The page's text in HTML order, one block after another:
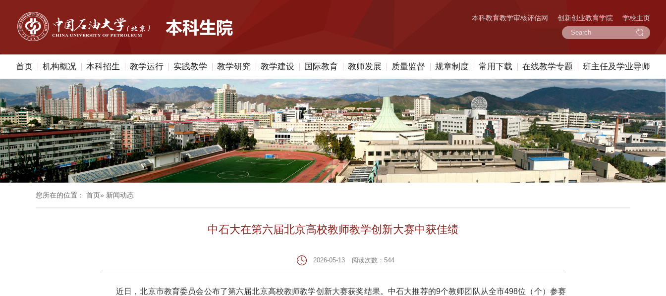
本科教育教学审核评估网 创新创业教育学院 学校主页
首页 机构概况 本科招生 教学运行 实践教学 教学研究 教学建设 国际教育 教师发展 质量监督 规章制度 常用下载 在线教学专题 班主任及学业导师
您所在的位置： 首页» 新闻动态
中石大在第六届北京高校教师教学创新大赛中获佳绩
2026-05-13 阅读次数： 544
近日，北京市教育委员会公布了第六届北京高校教师教学创新大赛获奖结果。中石大推荐的9个教师团队从全市498位（个）参赛